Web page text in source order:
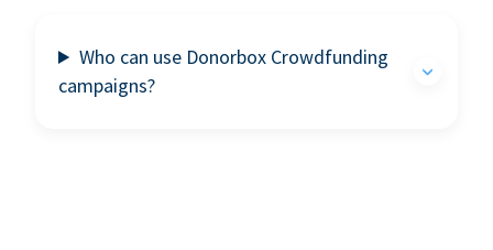
Who can use Donorbox Crowdfunding
campaigns?